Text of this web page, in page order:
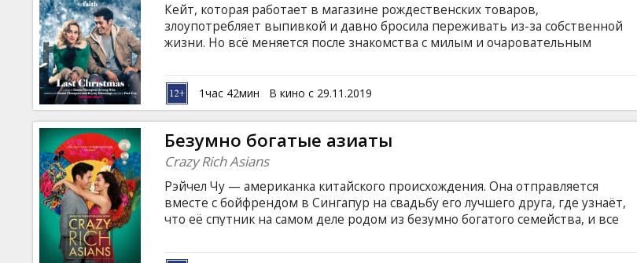
Кейт, которая работает в магазине рождественских товаров,
злоупотребляет выпивкой и давно бросила переживать из-за собственной
жизни. Но всё меняется после знакомства с милым и очаровательным
языках.
1час 42мин В кино с 29.11.2019
Безумно богатые азиаты
Crazy Rich Asians
Рэйчел Чу — американка китайского происхождения. Она отправляется
вместе с бойфрендом в Сингапур на свадьбу его лучшего друга, где узнаёт,
что её спутник на самом деле родом из безумно богатого семейства, и все
языке с субтитрами на латышском и русском языках.